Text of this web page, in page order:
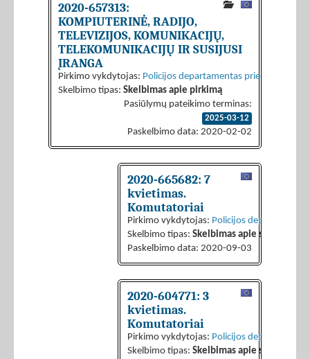
2020-657313:
KOMPIUTERINĖ, RADIJO,
TELEVIZIJOS, KOMUNIKACIJŲ,
TELEKOMUNIKACIJŲ IR SUSIJUSI
ĮRANGA
Pirkimo vykdytojas: Policijos departamentas prie Lietuvos
Skelbimo tipas: Skelbimas apie pirkimą
Pasiūlymų pateikimo terminas:
2025-03-12
Paskelbimo data: 2020-02-02
2020-665682: 7
kvietimas.
Komutatoriai
Pirkimo vykdytojas: Policijos
Skelbimo tipas: Skelbimas apie sutarties
Paskelbimo data: 2020-09-03
2020-604771: 3
kvietimas.
Komutatoriai
Pirkimo vykdytojas: Policijos
Skelbimo tipas: Skelbimas apie sutarties